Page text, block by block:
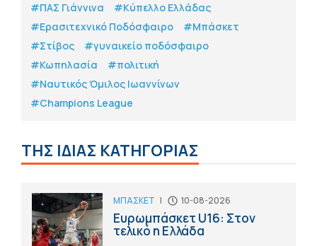
#ΠΑΣ Γιάννινα
#Κύπελλο Ελλάδας
#Eρασιτεχνικό Ποδόσφαιρο
#Μπάσκετ
#Στίβος
#γυναικείο ποδόσφαιρο
#Κωπηλασία
#πολιτική
#Ναυτικός Όμιλος Ιωαννίνων
#Champions League
ΤΗΣ ΙΔΙΑΣ ΚΑΤΗΓΟΡΙΑΣ
ΜΠΑΣΚΕΤ | 10-08-2026
Ευρωμπάσκετ U16: Στον
τελικό η Ελλάδα